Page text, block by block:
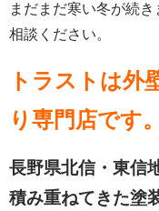
まだまだ寒い冬が続
相談ください。
トラストは外
り専門店です。
長野県北信・東信
積み重ねてきた塗